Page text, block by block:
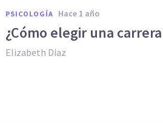
PSICOLOGÍA hace 1 año
¿Cómo elegir una
Elizabeth Diaz